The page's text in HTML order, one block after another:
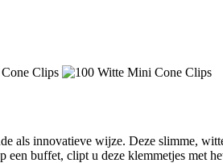
als innovatieve wijze. Deze slimme,
een buffet, clipt u deze klemmetjes met